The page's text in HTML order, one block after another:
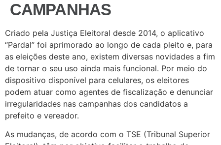
CAMPANHAS
Criado pela Justiça Eleitoral desde 2014, o aplicativo
“Pardal” foi aprimorado ao longo de cada pleito e, para
as eleições deste ano, existem diversas novidades a fim
de tornar o seu uso ainda mais funcional. Por meio do
dispositivo disponível para celulares, os eleitores
podem atuar como agentes de fiscalização e denunciar
irregularidades nas campanhas dos candidatos a
prefeito e vereador.
As mudanças, de acordo com o TSE (Tribunal Superior